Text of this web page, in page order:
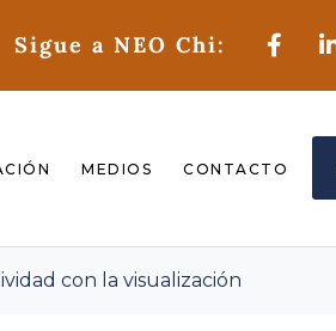
Sigue a NEO Chi:
MEDIOS CONTACTO
con la visualización